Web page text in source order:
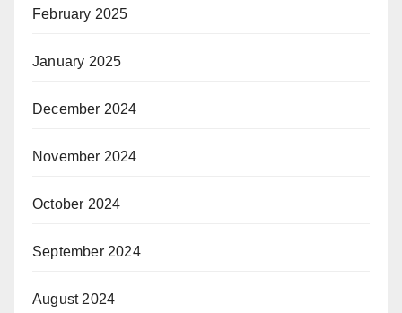
February 2025
January 2025
December 2024
November 2024
October 2024
September 2024
August 2024